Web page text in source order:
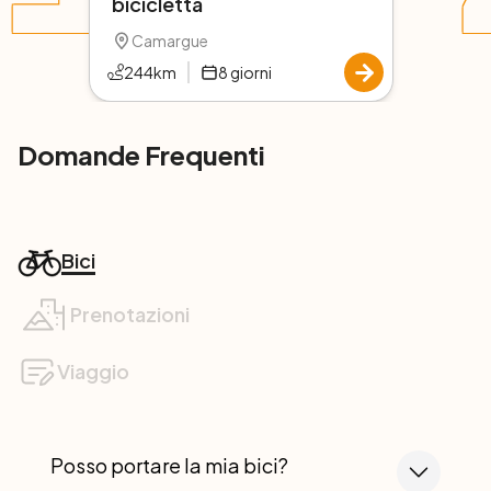
Camargue
244km 8giorni
Domande Frequenti
Bici
Prenotazioni
Viaggio
Posso portare la mia bici?